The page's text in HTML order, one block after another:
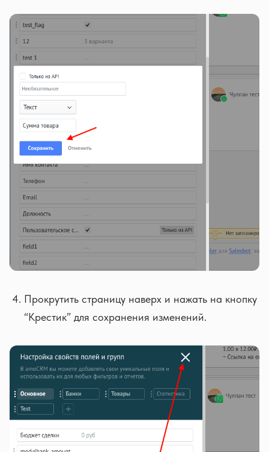
Прокрутить страницу наверх и нажать на кнопку
“Крестик” для сохранения изменений.